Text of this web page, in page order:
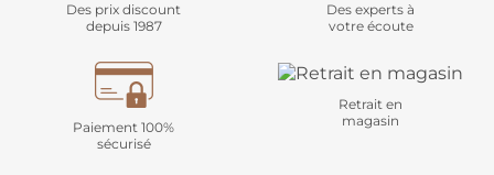
Des prix discount
depuis 1987
Des experts à
votre écoute
Paiement 100%
sécurisé
Retrait en
magasin